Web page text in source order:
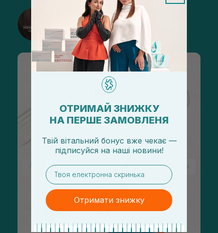
@sisters_stelmakh в Instagram
Подписаться
ОТРИМАЙ ЗНИЖКУ
НА ПЕРШЕ ЗАМОВЛЕНЯ
Твій вітальний бонус вже чекає —
підписуйся на наші новини!
email
Отримати знижку